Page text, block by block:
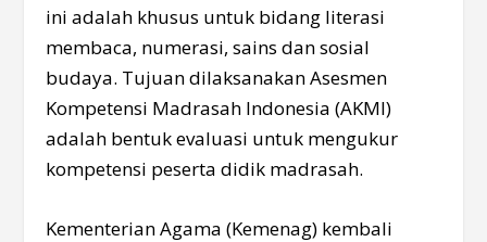
ini adalah khusus untuk bidang literasi
membaca, numerasi, sains dan sosial
budaya. Tujuan dilaksanakan Asesmen
Kompetensi Madrasah Indonesia (AKMI)
adalah bentuk evaluasi untuk mengukur
kompetensi peserta didik madrasah.
Kementerian Agama (Kemenag) kembali